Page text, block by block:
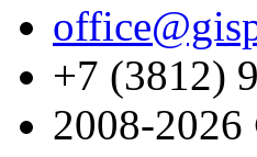
+7 (3812)
2008-